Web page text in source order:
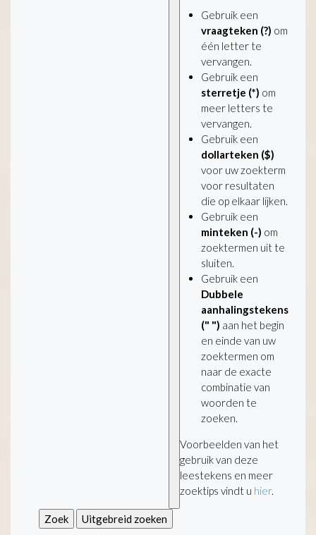
Gebruik een
vraagteken (?) om
één letter te
vervangen.
Gebruik een
sterretje (*) om
meer letters te
vervangen.
Gebruik een
dollarteken ($)
voor uw zoekterm
voor resultaten
die op elkaar lijken.
Gebruik een
minteken (-) om
zoektermen uit te
sluiten.
Gebruik een
Dubbele
aanhalingstekens
(" ") aan het begin
en einde van uw
zoektermen om
naar de exacte
combinatie van
woorden te
zoeken.
Voorbeelden van het
gebruik van deze
leestekens en meer
zoektips vindt u hier.
Zoek Uitgebreid zoeken